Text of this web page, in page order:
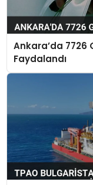
Ankara’da 7726
Faydalandı